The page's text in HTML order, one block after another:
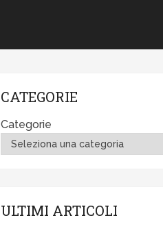
CATEGORIE
Categorie
ULTIMI ARTICOLI